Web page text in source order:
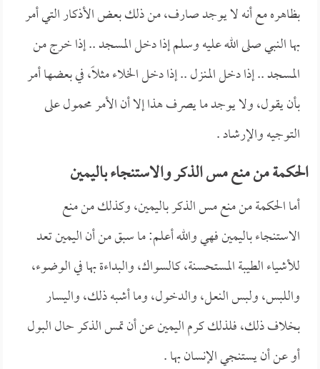
بظاهره مع أنه لا يوجد صارف، من ذلك بعض الأذكار التي أمر
بها النبي صلى الله عليه وسلم إذا دخل المسجد .. إذا خرج من
المسجد .. إذا دخل المنزل .. إذا دخل الخلاء مثلاً، في بعضها أمر
بأن يقول، ولا يوجد ما يصرف هذا إلا أن الأمر محمول على
التوجيه والإرشاد .
الحكمة من منع مس الذكر والاستنجاء باليمين
أما الحكمة من منع مس الذكر باليمين، وكذلك من منع
الاستنجاء باليمين فهي والله أعلم: ما سبق من أن اليمين تعد
للأشياء الطيبة المستحسنة، كالسواك، والبداءة بها في الوضوء،
واللبس، ولبس النعل، والدخول، وما أشبه ذلك، واليسار
بخلاف ذلك، فلذلك كرم اليمين عن أن تمس الذكر حال البول
أو عن أن يستنجي الإنسان بها .